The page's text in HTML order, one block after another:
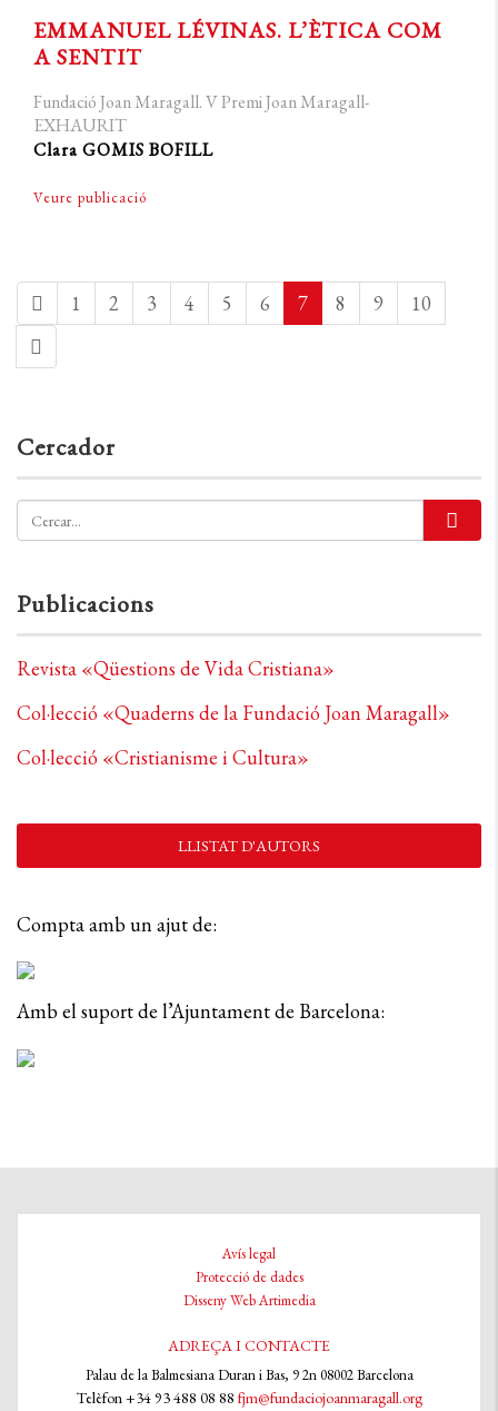
EMMANUEL LÉVINAS. L’ÈTICA COM
A SENTIT
Fundació Joan Maragall. V Premi Joan Maragall-
EXHAURIT
Clara GOMIS BOFILL
Veure publicació
1 2 3 4 5 6 7 8 9 10
Cercador
Publicacions
Revista «Qüestions de Vida Cristiana»
Col·lecció «Quaderns de la Fundació Joan Maragall»
Col·lecció «Cristianisme i Cultura»
LLISTAT D'AUTORS
Compta amb un ajut de:
Amb el suport de l’Ajuntament de Barcelona:
Avís legal
Protecció de dades
Disseny Web Artimedia
ADREÇA I CONTACTE
Palau de la Balmesiana Duran i Bas, 9 2n 08002 Barcelona
Telèfon +34 93 488 08 88 fjm@fundaciojoanmaragall.org